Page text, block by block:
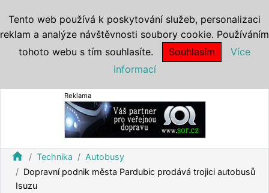
Reklama
home Technika
Autobusy
Dopravní podnik města Pardubic prodává trojici autobusů
Isuzu
Tento web používá k poskytování služeb, personalizaci
reklam a analýze návštěvnosti soubory cookie. Používáním
tohoto webu s tím souhlasíte.
Souhlasím
Více
informací